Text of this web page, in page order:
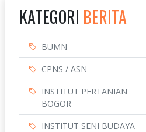
KATEGORI BERITA
BUMN
CPNS / ASN
INSTITUT PERTANIAN
BOGOR
INSTITUT SENI BUDAYA